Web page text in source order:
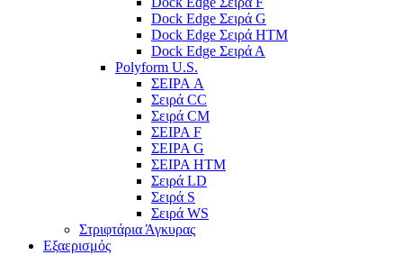
Dock Edge Σειρά G
Dock Edge Σειρά HTM
Dock Edge Σειρά Α
Polyform U.S.
ΣΕΙΡΑ A
Σειρά CC
Σειρά CM
ΣΕΙΡΑ F
ΣΕΙΡΑ G
ΣΕΙΡΑ HTM
Σειρά LD
Σειρά S
Σειρά WS
Στριφτάρια Άγκυρας
Εξαερισμός